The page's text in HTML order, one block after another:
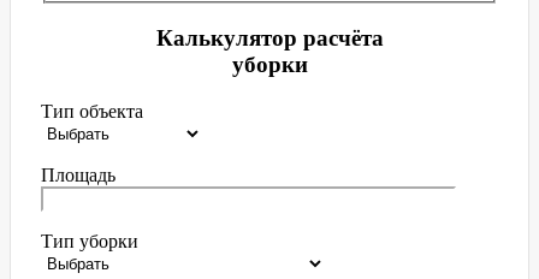
Калькулятор расчёта
уборки
Тип объекта
Площадь
Тип уборки